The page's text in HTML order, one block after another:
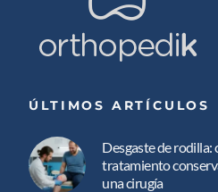
ÚLTIMOS ARTÍCULOS
Desgaste de rodilla:
tratamiento
una cirugía